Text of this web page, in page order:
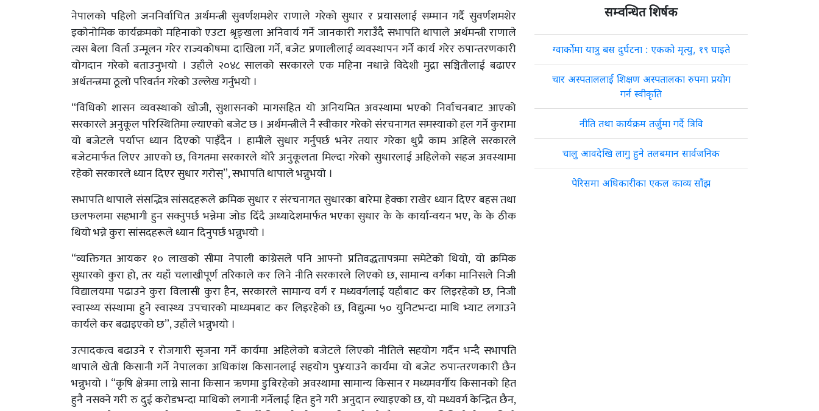
नेपालको पहिलो जननिर्वाचित अर्थमन्त्री सुवर्णशमशेर राणाले गरेको सुधार र प्रयासलाई सम्मान गर्दै सुवर्णशमशेर
इकोनोमिक कार्यक्रमको महिनाको एउटा श्रृङ्खला अनिवार्य गर्ने जानकारी गराउँदै सभापति थापाले अर्थमन्त्री राणाले
त्यस बेला विर्ता उन्मूलन गरेर राज्यकोषमा दाखिला गर्ने, बजेट प्रणालीलाई व्यवस्थापन गर्ने कार्य गरेर रुपान्तरणकारी
योगदान गरेको बताउनुभयो । उहाँले २०४८ सालको सरकारले एक महिना नधान्ने विदेशी मुद्रा सञ्चितीलाई बढाएर
अर्थतन्त्रमा ठूलो परिवर्तन गरेको उल्लेख गर्नुभयो ।
“विधिको शासन व्यवस्थाको खोजी, सुशासनको मागसहित यो अनियमित अवस्थामा भएको निर्वाचनबाट आएको
सरकारले अनुकूल परिस्थितिमा ल्याएको बजेट छ । अर्थमन्त्रीले नै स्वीकार गरेको संरचनागत समस्याको हल गर्ने कुरामा
यो बजेटले पर्याप्त ध्यान दिएको पाइँदैन । हामीले सुधार गर्नुपर्छ भनेर तयार गरेका थुप्रै काम अहिले सरकारले
बजेटमार्फत लिएर आएको छ, विगतमा सरकारले थोरै अनुकूलता मिल्दा गरेको सुधारलाई अहिलेको सहज अवस्थामा
रहेको सरकारले ध्यान दिएर सुधार गरोस्”, सभापति थापाले भन्नुभयो ।
सभापति थापाले संसद्भित्र सांसदहरूले क्रमिक सुधार र संरचनागत सुधारका बारेमा हेक्का राखेर ध्यान दिएर बहस तथा
छलफलमा सहभागी हुन सक्नुपर्छ भन्नेमा जोड दिँदै अध्यादेशमार्फत भएका सुधार के के कार्यान्वयन भए, के के ठीक
थियो भन्ने कुरा सांसदहरूले ध्यान दिनुपर्छ भन्नुभयो ।
“व्यक्तिगत आयकर १० लाखको सीमा नेपाली कांग्रेसले पनि आफ्नो प्रतिवद्धतापत्रमा समेटेको थियो, यो क्रमिक
सुधारको कुरा हो, तर यहाँ चलाखीपूर्ण तरिकाले कर लिने नीति सरकारले लिएको छ, सामान्य वर्गका मानिसले निजी
विद्यालयमा पढाउने कुरा विलासी कुरा हैन, सरकारले सामान्य वर्ग र मध्यवर्गलाई यहाँबाट कर लिइरहेको छ, निजी
स्वास्थ्य संस्थामा हुने स्वास्थ्य उपचारको माध्यमबाट कर लिइरहेको छ, विद्युत्मा ५० युनिटभन्दा माथि भ्याट लगाउने
कार्यले कर बढाइएको छ”, उहाँले भन्नुभयो ।
उत्पादकत्व बढाउने र रोजगारी सृजना गर्ने कार्यमा अहिलेको बजेटले लिएको नीतिले सहयोग गर्दैन भन्दै सभापति
थापाले खेती किसानी गर्ने नेपालका अधिकांश किसानलाई सहयोग पु¥याउने कार्यमा यो बजेट रुपान्तरणकारी छैन
भन्नुभयो । “कृषि क्षेत्रमा लाग्ने साना किसान ऋणमा डुबिरहेको अवस्थामा सामान्य किसान र मध्यमवर्गीय किसानको हित
हुनै नसक्ने गरी रु दुई करोडभन्दा माथिको लगानी गर्नेलाई हित हुने गरी अनुदान ल्याइएको छ, यो मध्यवर्ग केन्द्रित छैन,
सम्वन्धित शिर्षक
ग्वार्कोमा यात्रु बस दुर्घटना : एकको मृत्यु, १९ घाइते
चार अस्पताललाई शिक्षण अस्पतालका रुपमा प्रयोग
गर्न स्वीकृति
नीति तथा कार्यक्रम तर्जुमा गर्दै त्रिवि
चालु आवदेखि लागु हुने तलबमान सार्वजनिक
पेरिसमा अधिकारीका एकल काव्य साँझ